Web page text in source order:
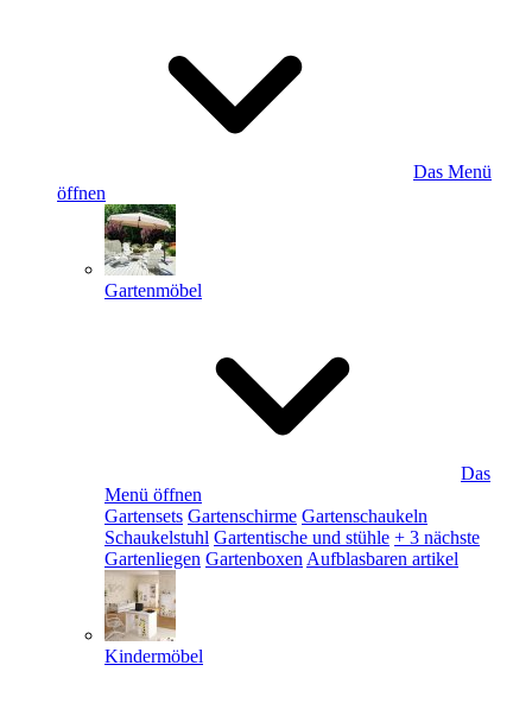
Das Menü
öffnen
Gartenmöbel
Das
Menü öffnen
Gartensets Gartenschirme Gartenschaukeln
Schaukelstuhl Gartentische und stühle + 3 nächste
Gartenliegen Gartenboxen Aufblasbaren artikel
Kindermöbel